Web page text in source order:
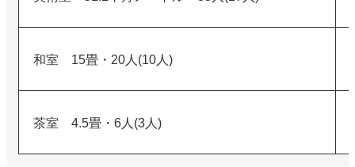
和室 15畳・20人(10人)
茶室 4.5畳・6人(3人)